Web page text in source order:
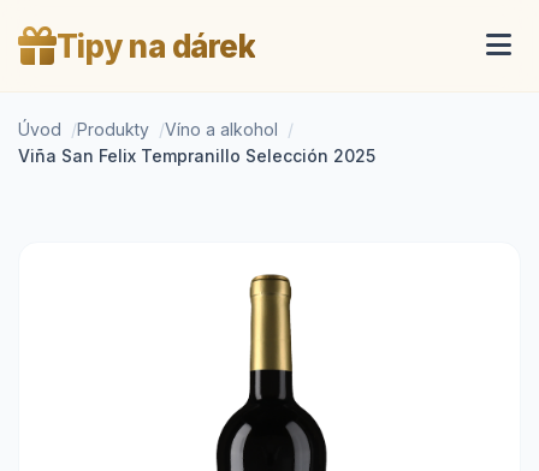
Tipy na dárek
Úvod Produkty
Víno a alkohol
Viña San Felix Tempranillo Selección 2025